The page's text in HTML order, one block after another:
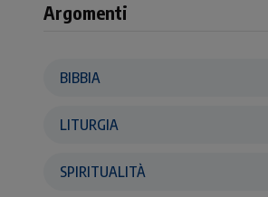
Argomenti
BIBBIA
LITURGIA
SPIRITUALITÀ